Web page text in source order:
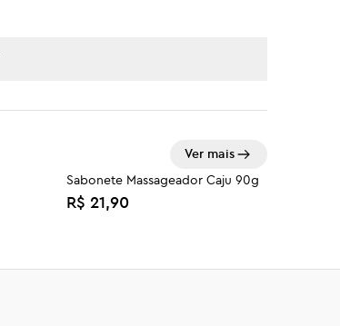
Ver mais
Sabonete Massageador Caju 90g
R$ 21,90